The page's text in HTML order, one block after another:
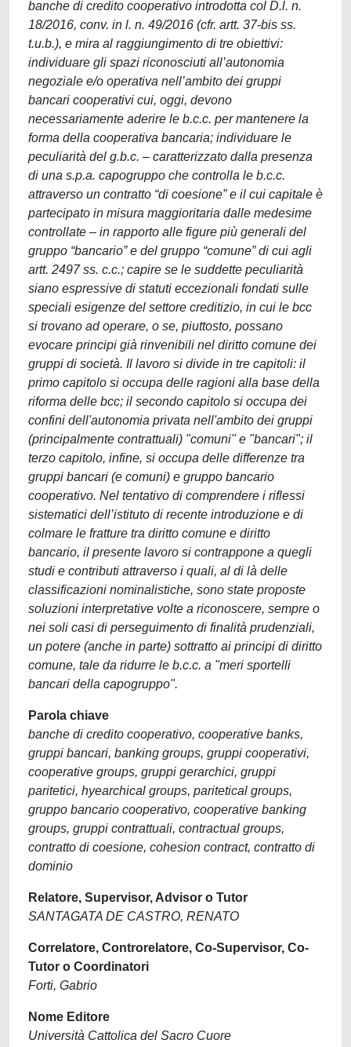
banche di credito cooperativo introdotta col D.l. n.
18/2016, conv. in l. n. 49/2016 (cfr. artt. 37-bis ss.
t.u.b.), e mira al raggiungimento di tre obiettivi:
individuare gli spazi riconosciuti all’autonomia
negoziale e/o operativa nell’ambito dei gruppi
bancari cooperativi cui, oggi, devono
necessariamente aderire le b.c.c. per mantenere la
forma della cooperativa bancaria; individuare le
peculiarità del g.b.c. – caratterizzato dalla presenza
di una s.p.a. capogruppo che controlla le b.c.c.
attraverso un contratto “di coesione” e il cui capitale è
partecipato in misura maggioritaria dalle medesime
controllate – in rapporto alle figure più generali del
gruppo “bancario” e del gruppo “comune” di cui agli
artt. 2497 ss. c.c.; capire se le suddette peculiarità
siano espressive di statuti eccezionali fondati sulle
speciali esigenze del settore creditizio, in cui le bcc
si trovano ad operare, o se, piuttosto, possano
evocare principi già rinvenibili nel diritto comune dei
gruppi di società. Il lavoro si divide in tre capitoli: il
primo capitolo si occupa delle ragioni alla base della
riforma delle bcc; il secondo capitolo si occupa dei
confini dell'autonomia privata nell'ambito dei gruppi
(principalmente contrattuali) "comuni" e "bancari"; il
terzo capitolo, infine, si occupa delle differenze tra
gruppi bancari (e comuni) e gruppo bancario
cooperativo. Nel tentativo di comprendere i riflessi
sistematici dell’istituto di recente introduzione e di
colmare le fratture tra diritto comune e diritto
bancario, il presente lavoro si contrappone a quegli
studi e contributi attraverso i quali, al di là delle
classificazioni nominalistiche, sono state proposte
soluzioni interpretative volte a riconoscere, sempre o
nei soli casi di perseguimento di finalità prudenziali,
un potere (anche in parte) sottratto ai principi di diritto
comune, tale da ridurre le b.c.c. a "meri sportelli
bancari della capogruppo".
Parola chiave
banche di credito cooperativo, cooperative banks,
gruppi bancari, banking groups, gruppi cooperativi,
cooperative groups, gruppi gerarchici, gruppi
paritetici, hyearchical groups, paritetical groups,
gruppo bancario cooperativo, cooperative banking
groups, gruppi contrattuali, contractual groups,
contratto di coesione, cohesion contract, contratto di
dominio
Relatore, Supervisor, Advisor o Tutor
SANTAGATA DE CASTRO, RENATO
Correlatore, Controrelatore, Co-Supervisor, Co-
Tutor o Coordinatori
Forti, Gabrio
Nome Editore
Università Cattolica del Sacro Cuore